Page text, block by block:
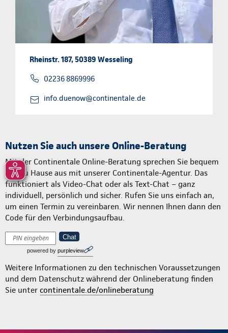
Rheinstr. 187, 50389 Wesseling
02236 8869996
info.duenow@continentale.de
Nutzen Sie auch unsere Online-Beratung
Mit der Continentale Online-Beratung sprechen Sie bequem
von zu Hause aus mit unserer Continentale-Agentur. Das
funktioniert als Video-Chat oder als Text-Chat – ganz
individuell, persönlich und sicher. Rufen Sie uns einfach an,
um einen Termin zu vereinbaren. Wir nennen Ihnen dann den
Code für den Verbindungsaufbau.
Chat
powered by purpleview
Weitere Informationen zu den technischen Voraussetzungen
und dem Datenschutz während der Onlineberatung finden
Sie unter continentale.de/onlineberatung